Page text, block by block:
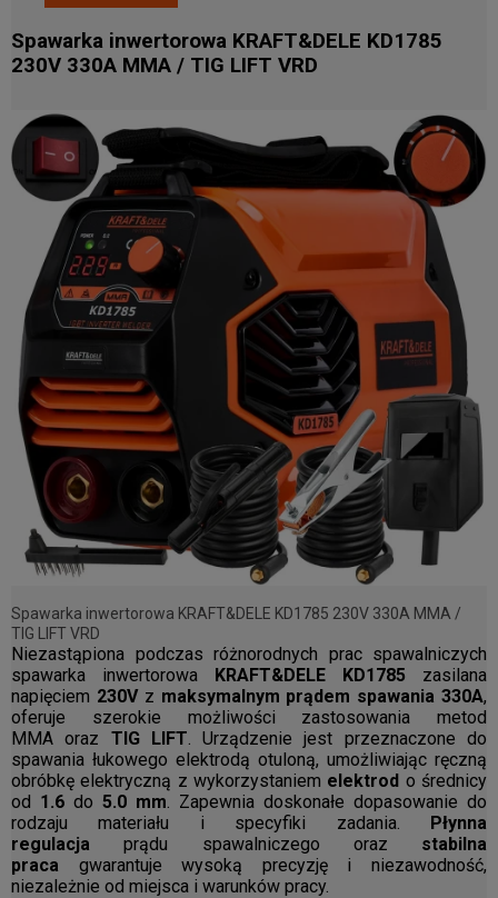
Spawarka inwertorowa KRAFT&DELE KD1785
230V 330A MMA / TIG LIFT VRD
Spawarka inwertorowa KRAFT&DELE KD1785 230V 330A MMA /
TIG LIFT VRD
Niezastąpiona podczas różnorodnych prac spawalniczych
spawarka inwertorowa KRAFT&DELE KD1785 zasilana
napięciem 230Vz maksymalnym prądem spawania 330A,
oferuje szerokie możliwości zastosowania metod
MMA oraz TIG LIFT . Urządzenie jest przeznaczone do
spawania łukowego elektrodą otuloną, umożliwiając ręczną
obróbkę elektryczną z wykorzystaniem elektrod o średnicy
od 1.6 do 5.0 mm . Zapewnia doskonałe dopasowanie do
rodzaju materiału i specyfiki zadania. Płynna
regulacja prądu spawalniczego oraz stabilna
praca gwarantuje wysoką precyzję i niezawodność,
niezależnie od miejsca i warunków pracy.